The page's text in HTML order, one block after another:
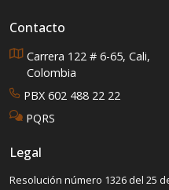
Contacto
Carrera 122 # 6-65, Cali,
Colombia
PBX 602 488 22 22
PQRS
Legal
Resolución número 1326 del 25